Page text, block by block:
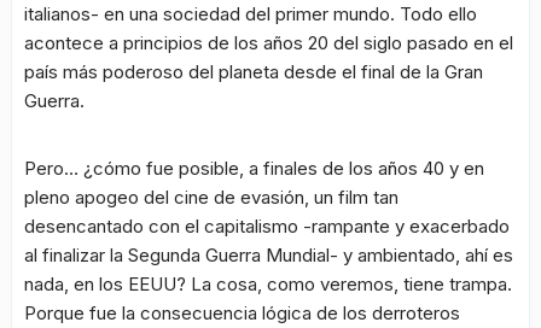
italianos- en una sociedad del primer mundo. Todo ello
acontece a principios de los años 20 del siglo pasado en el
país más poderoso del planeta desde el final de la Gran
Guerra.
Pero… ¿cómo fue posible, a finales de los años 40 y en
pleno apogeo del cine de evasión, un film tan
desencantado con el capitalismo -rampante y exacerbado
al finalizar la Segunda Guerra Mundial- y ambientado, ahí es
nada, en los EEUU? La cosa, como veremos, tiene trampa.
Porque fue la consecuencia lógica de los derroteros